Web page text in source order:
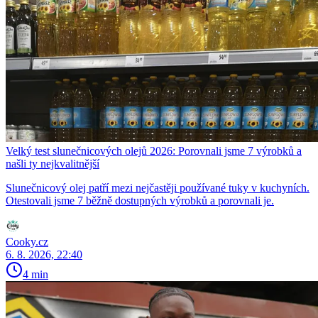
Velký test slunečnicových olejů 2026: Porovnali jsme 7 výrobků a
našli ty nejkvalitnější
Slunečnicový olej patří mezi nejčastěji používané tuky v kuchyních.
Otestovali jsme 7 běžně dostupných výrobků a porovnali je.
Cooky.cz
6. 8. 2026, 22:40
4 min